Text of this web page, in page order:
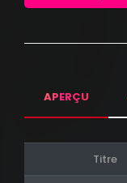
APERÇU
Titre